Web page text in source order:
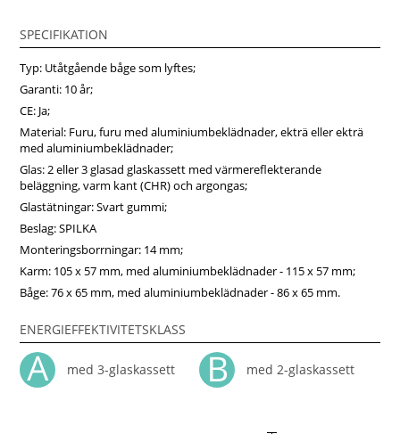
fönstret med aluminiumbeklädnad på utsidan, vilket ger
lång livslängd och minimalt underhåll. Denna design
passar lika bra i vardagsrum, kök, sovrum eller fritidshus
och bidrar till att skapa en ljus och behaglig atmosfär i
hemmet. Beställ ditt nya Vridfönster från Fonsterpro och få
hög kvalitet till ett konkurrenskraftigt pris.
SPECIFIKATION
Typ: Utåtgående båge som lyftes;
Garanti: 10 år;
CE: Ja;
Material: Furu, furu med aluminiumbeklädnader, ekträ eller ekträ
med aluminiumbeklädnader;
Glas: 2 eller 3 glasad glaskassett med värmereflekterande
beläggning, varm kant (CHR) och argongas;
Glastätningar: Svart gummi;
Beslag: SPILKA
Monteringsborrningar: 14 mm;
Karm: 105 x 57 mm, med aluminiumbeklädnader - 115 x 57 mm;
Båge: 76 x 65 mm, med aluminiumbeklädnader - 86 x 65 mm.
ENERGIEFFEKTIVITETSKLASS
med 3-glaskassett med 2-glaskassett